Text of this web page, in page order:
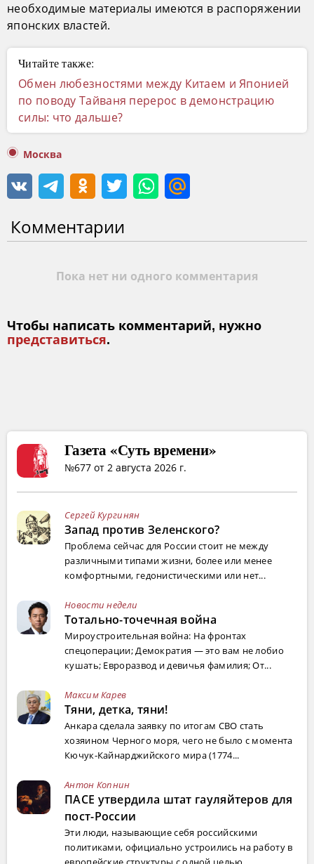
необходимые материалы имеются в распоряжении
японских властей.
Читайте также:
Обмен любезностями между Китаем и Японией
по поводу Тайваня перерос в демонстрацию
силы: что дальше?
Москва
Комментарии
Пока нет ни одного комментария
Чтобы написать комментарий, нужно
представиться.
Газета «Суть времени»
№677 от 2 августа 2026 г.
Сергей Кургинян
Запад против Зеленского?
Проблема сейчас для России стоит не между
различными типами жизни, более или менее
комфортными, гедонистическими или нет...
Новости недели
Тотально-точечная война
Мироустроительная война: На фронтах
спецоперации; Демократия — это вам не лобио
кушать; Евроразвод и девичья фамилия; От...
Максим Карев
Тяни, детка, тяни!
Анкара сделала заявку по итогам СВО стать
хозяином Черного моря, чего не было с момента
Кючук-Кайнарджийского мира (1774...
Антон Копнин
ПАСЕ утвердила штат гауляйтеров для
пост-России
Эти люди, называющие себя российскими
политиками, официально устроились на работу в